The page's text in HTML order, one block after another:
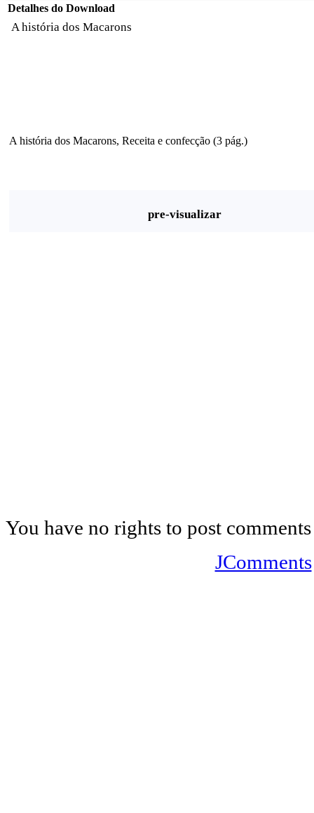
Detalhes do Download
A história dos Macarons
A história dos Macarons, Receita e confecção (3 pág.)
pre-visualizar
You have no rights to post comments
JComments